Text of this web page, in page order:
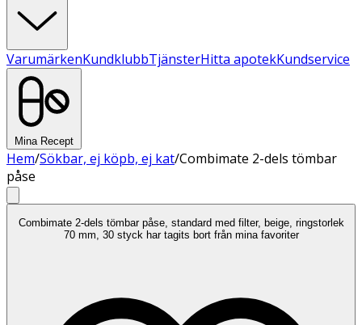
VarumärkenKundklubbTjänsterHitta apotekKundservice
Mina Recept
Hem/Sökbar, ej köpb, ej kat/Combimate 2-dels tömbar
påse
Combimate 2-dels tömbar påse, standard med filter, beige, ringstorlek
70 mm, 30 styck har tagits bort från mina favoriter